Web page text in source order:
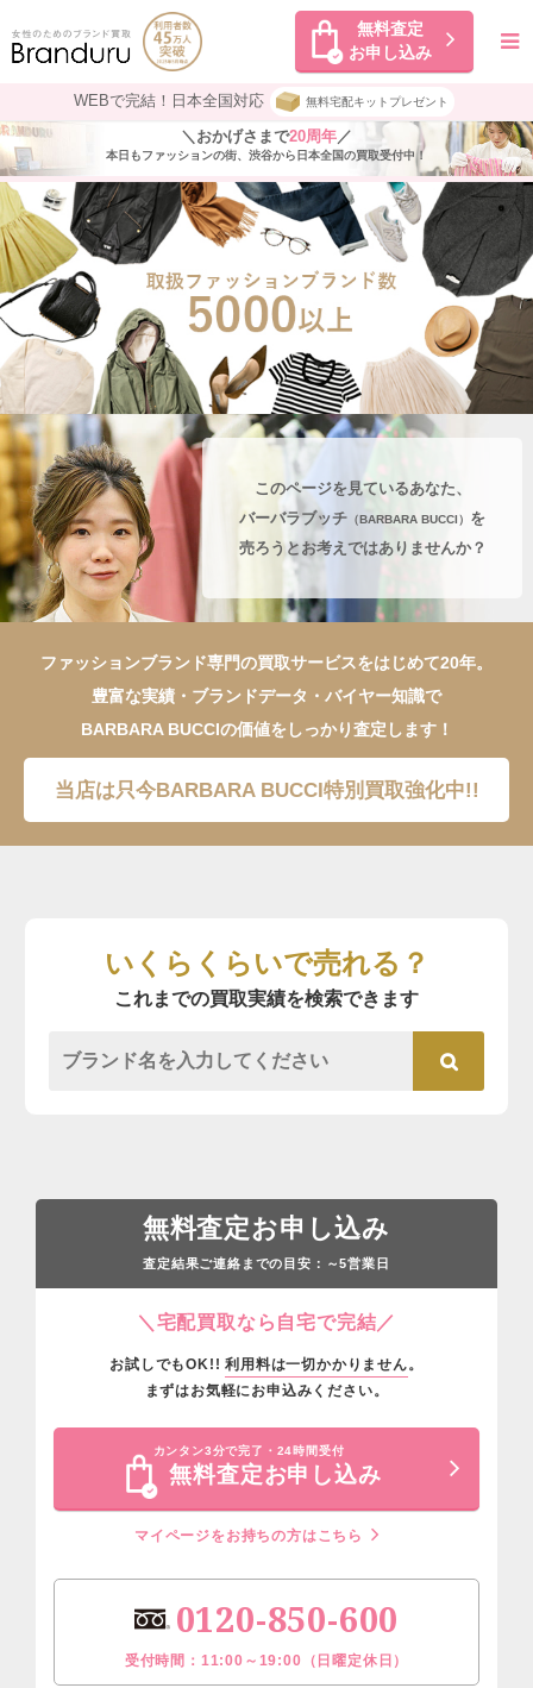
無料査定
お申し込み
WEBで完結！日本全国対応 無料宅配キットプレゼント
＼おかげさまで20周年／
本日もファッションの街、渋谷から日本全国の買取受付中！
このページを見ているあなた、
バーバラブッチ （BARBARA BUCCI） を
売ろうとお考えではありませんか？
ファッションブランド専門の買取サービスをはじめて20年。
豊富な実績・ブランドデータ・バイヤー知識で
BARBARA BUCCIの価値をしっかり査定します！
当店は只今BARBARA BUCCI特別買取強化中!!
いくらくらいで売れる？
これまでの買取実績を検索できます
無料査定お申し込み
査定結果ご連絡までの目安： ～5営業日
＼宅配買取なら自宅で完結／
お試しでもOK!!利用料は一切かかりません。
まずはお気軽にお申込みください。
カンタン3分で完了・24時間受付
無料査定お申し込み
マイページをお持ちの方はこちら
0120-850-600
受付時間：11:00～19:00（日曜定休日）